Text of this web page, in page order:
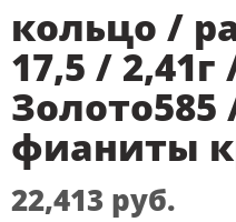
кольцо /
17,5 / 2,41г
Золото585
фианиты
22,413 руб.